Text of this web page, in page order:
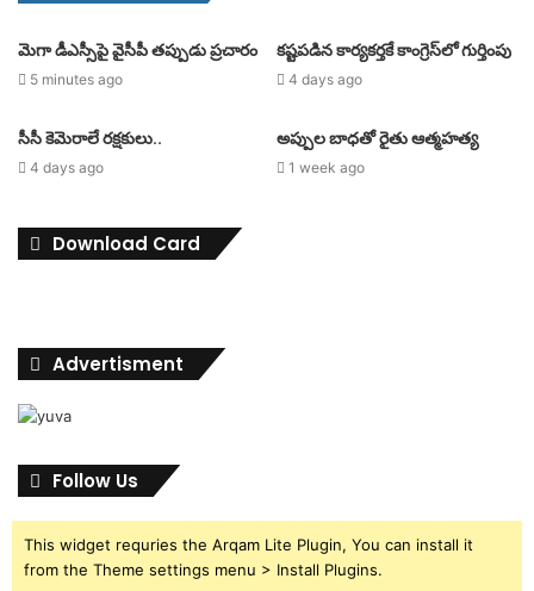
మెగా డీఎస్సీపై వైసీపీ తప్పుడు ప్రచారం
5 minutes ago
కష్టపడిన కార్యకర్తకే కాంగ్రెస్‌లో గుర్తింపు
4 days ago
సీసీ కెమెరాలే రక్షకులు..
4 days ago
అప్పుల బాధతో రైతు ఆత్మహత్య
1 week ago
Download Card
Advertisment
Follow Us
This widget requries the Arqam Lite Plugin, You can install it
from the Theme settings menu > Install Plugins.